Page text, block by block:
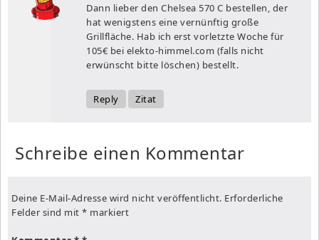
Dann lieber den Chelsea 570 C bestellen, der
hat wenigstens eine vernünftig große
Grillfläche. Hab ich erst vorletzte Woche für
105€ bei elekto-himmel.com (falls nicht
erwünscht bitte löschen) bestellt.
Reply Zitat
Schreibe einen Kommentar
Deine E-Mail-Adresse wird nicht veröffentlicht. Erforderliche
Felder sind mit * markiert